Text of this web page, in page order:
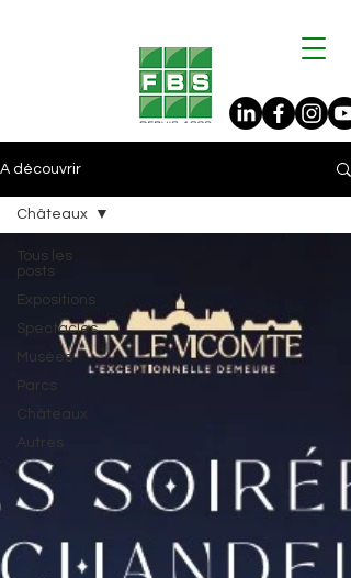
A découvrir
Tous les
posts
Expositions
Spectacles
Musées
Parcs
Châteaux
Autres
Châteaux